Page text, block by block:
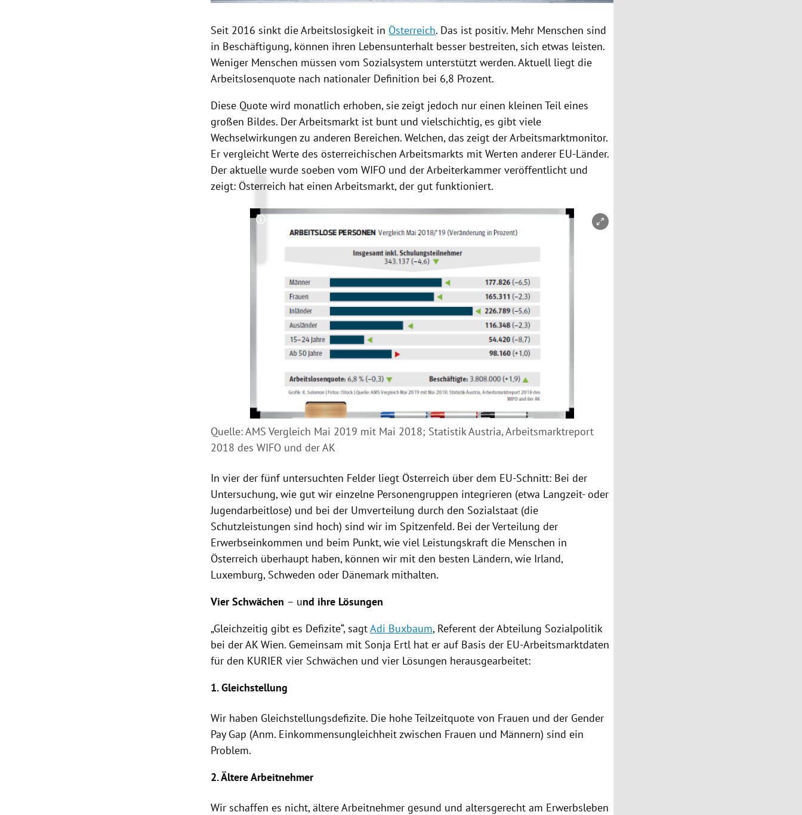
Seit 2016 sinkt die Arbeitslosigkeit in Österreich. Das ist positiv. Mehr Menschen sind
in Beschäftigung, können ihren Lebensunterhalt besser bestreiten, sich etwas leisten.
Weniger Menschen müssen vom Sozialsystem unterstützt werden. Aktuell liegt die
Arbeitslosenquote nach nationaler Definition bei 6,8 Prozent.
Diese Quote wird monatlich erhoben, sie zeigt jedoch nur einen kleinen Teil eines
großen Bildes. Der Arbeitsmarkt ist bunt und vielschichtig, es gibt viele
Wechselwirkungen zu anderen Bereichen. Welchen, das zeigt derArbeitsmarktmonitor.
Er vergleicht Werte des österreichischen Arbeitsmarkts mit Werten anderer EU-Länder.
Der aktuelle wurde soeben vom WIFO und der Arbeiterkammer veröffentlicht und
zeigt: Österreich hat einen Arbeitsmarkt, der gut funktioniert.
Copyright-Hinweis öffnen/schließen
Quelle: AMS Vergleich Mai 2019 mit Mai 2018; Statistik Austria, Arbeitsmarktreport
2018 des WIFO und der AK
In vier der fünf untersuchten Felder liegt Österreich über dem EU-Schnitt: Bei der
Untersuchung, wie gut wir einzelne Personengruppen integrieren (etwa Langzeit- oder
Jugendarbeitlose) und bei der Umverteilung durch den Sozialstaat (die
Schutzleistungen sind hoch) sind wir im Spitzenfeld. Bei der Verteilung der
Erwerbseinkommen und beim Punkt, wie viel Leistungskraft die Menschen in
Österreich überhaupt haben, können wir mit den besten Ländern, wie Irland,
Luxemburg, Schweden oder Dänemarkmithalten.
Vier Schwächen – und ihre Lösungen
„Gleichzeitig gibt es Defizite“, sagtAdi Buxbaum, Referent der Abteilung Sozialpolitik
bei der AK Wien. Gemeinsam mit Sonja Ertl hat er auf Basis der EU-Arbeitsmarktdaten
für den KURIER vier Schwächen und vier Lösungen herausgearbeitet:
1. Gleichstellung
Wir haben Gleichstellungsdefizite. Die hohe Teilzeitquote von Frauen und der Gender
Pay Gap (Anm. Einkommensungleichheit zwischen Frauen und Männern) sind ein
Problem.
2. Ältere Arbeitnehmer
Wir schaffen es nicht, ältere Arbeitnehmer gesund und altersgerecht am Erwerbsleben